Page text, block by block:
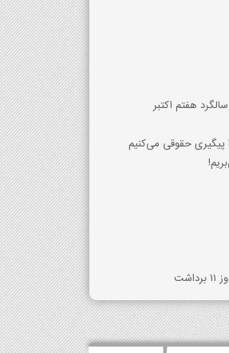
هفتم اکتبر
حقوقی می‌کنیم